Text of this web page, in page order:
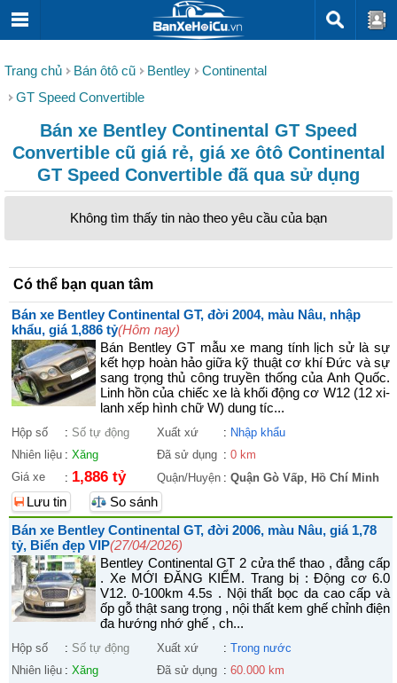
Trang chủ Bán ôtô cũ Bentley
Continental
GT Speed Convertible
Bán xe Bentley Continental GT Speed
Convertible cũ giá rẻ, giá xe ôtô Continental
GT Speed Convertible đã qua sử dụng
Không tìm thấy tin nào theo yêu cầu của bạn
Có thể bạn quan tâm
Bán xe Bentley Continental GT, đời 2004, màu Nâu, nhập
khẩu, giá 1,886 tỷ(Hôm nay)
Bán Bentley GT mẫu xe mang tính lịch sử là sự
kết hợp hoàn hảo giữa kỹ thuật cơ khí Đức và sự
sang trọng thủ công truyền thống của Anh Quốc.
Linh hồn của chiếc xe là khối động cơ W12 (12 xi-
lanh xếp hình chữ W) dung tíc...
Hộp số : Số tự động Xuất xứ : Nhập khẩu
Nhiên liệu : Xăng Đã sử dụng : 0 km
Giá xe
: 1,886 tỷ Quận/Huyện : Quận Gò Vấp, Hồ Chí Minh
Lưu tin
So sánh
Bán xe Bentley Continental GT, đời 2006, màu Nâu, giá 1,78
tỷ, Biển đẹp VIP(27/04/2026)
Bentley Continental GT 2 cửa thể thao , đẳng cấp
. Xe MỚI ĐĂNG KIỂM. Trang bị : Động cơ 6.0
V12. 0-100km 4.5s . Nội thất bọc da cao cấp và
ốp gỗ thật sang trọng , nội thất kem ghế chỉnh điện
đa hướng nhớ ghế , ch...
Hộp số : Số tự động Xuất xứ : Trong nước
Nhiên liệu : Xăng Đã sử dụng : 60.000 km